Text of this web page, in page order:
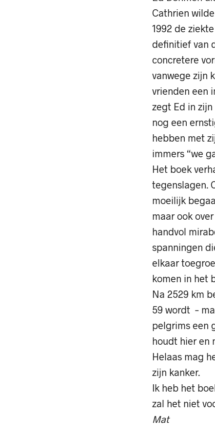
Cathrien
1992 de
definitief van
concretere
vanwege zijn
vrienden een
zegt Ed in
nog een
hebben met
immers “we
Het boek
tegenslagen.
moeilijk
maar ook
handvol
spanningen
elkaar
komen in het
Na 2529 km
59 wordt –
pelgrims een
houdt hier en
Helaas mag
zijn kanker.
Ik heb het
zal het niet
Mat